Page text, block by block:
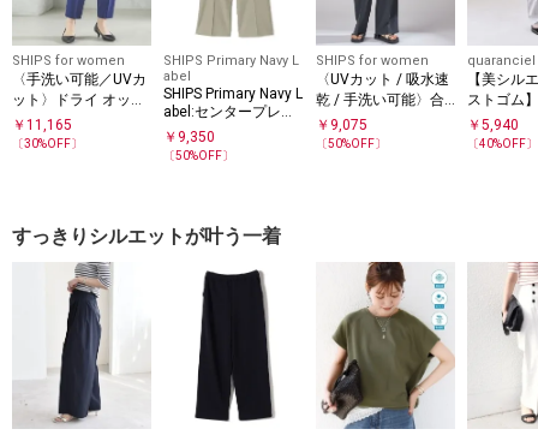
SHIPS for women
〈手洗い可能／UVカ
ット〉ドライ オック
ス テーパード パンツ
￥ 11,165
〔30%OFF〕
SHIPS Primary Navy L
abel
SHIPS Primary Navy L
abel:センタープレス
ストレート ライン パ
ンツ
￥ 9,350
〔50%OFF〕
SHIPS for women
〈UVカット / 吸水速
乾 / 手洗い可能〉合
繊 タック センター
プレス パンツ
￥ 9,075
〔50%OFF〕
quaranciel
【美シル
ストゴム
l:〈通気
速乾〉イ
￥5,940
〔40%OFF〕
すっきりシルエットが叶う一着